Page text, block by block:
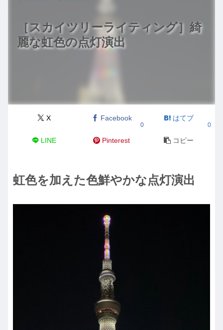
［スカイツリーライティング］綺
麗な虹色の点灯演出
X Facebook
0
はてブ
0
LINE Pinterest コピー
虹色を加えた色鮮やかな点灯演出